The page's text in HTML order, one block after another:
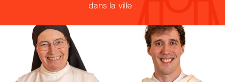
Prier dans la ville
Carême dans la ville
ThéoDom
Théobule
dans la ville :